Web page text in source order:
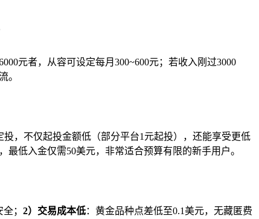
元者，从容可设定每月300~600元；若收入刚过3000
。
，不仅起投金额低（部分平台1元起投），还能享受更低
低入金仅需50美元，非常适合预算有限的新手用户。
； 2）交易成本低：黄金品种点差低至0.1美元，无藏匿费